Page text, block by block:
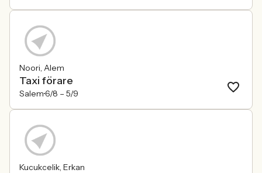
Noori, Alem
Taxi förare
Salem6/8 – 5/9
Kucukcelik, Erkan